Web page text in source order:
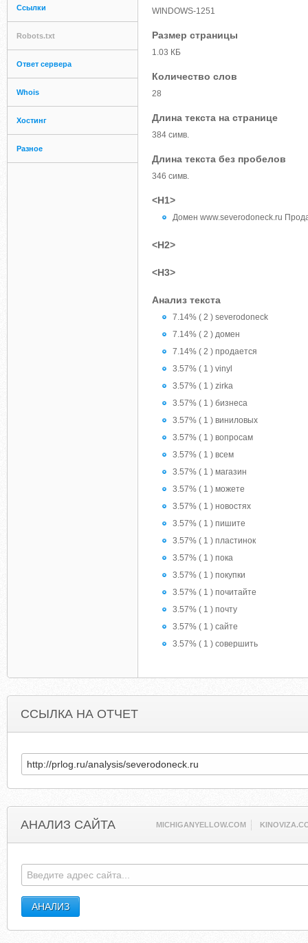
Ссылки
Robots.txt
Ответ сервера
Whois
Хостинг
Разное
WINDOWS-1251
Размер страницы
1.03 КБ
Количество слов
28
Длина текста на странице
384 симв.
Длина текста без пробелов
346 симв.
<H1>
Домен www.severodoneck.ru
<H2>
<H3>
Анализ текста
7.14% ( 2 ) severodoneck
7.14% ( 2 ) домен
7.14% ( 2 ) продается
3.57% ( 1 ) vinyl
3.57% ( 1 ) zirka
3.57% ( 1 ) бизнеса
3.57% ( 1 ) виниловых
3.57% ( 1 ) вопросам
3.57% ( 1 ) всем
3.57% ( 1 ) магазин
3.57% ( 1 ) можете
3.57% ( 1 ) новостях
3.57% ( 1 ) пишите
3.57% ( 1 ) пластинок
3.57% ( 1 ) пока
3.57% ( 1 ) покупки
3.57% ( 1 ) почитайте
3.57% ( 1 ) почту
3.57% ( 1 ) сайте
3.57% ( 1 ) совершить
ССЫЛКА НА ОТЧЕТ
АНАЛИЗ САЙТА MICHIGANYELLOW.COM